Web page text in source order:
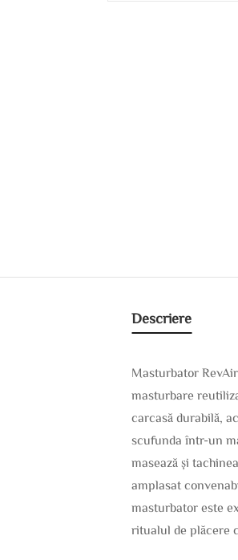
Descriere
Masturbator
masturbare
carcasă durabilă,
scufunda într-un
masează și
amplasat
masturbator este
ritualul de plăcere